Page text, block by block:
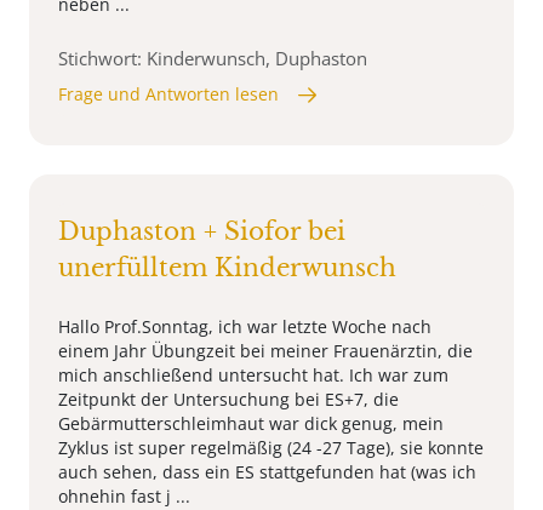
Stichwort: Kinderwunsch, Duphaston
Frage und Antworten lesen
Duphaston + Siofor bei
unerfülltem Kinderwunsch
Hallo Prof.Sonntag, ich war letzte Woche nach
einem Jahr Übungzeit bei meiner Frauenärztin, die
mich anschließend untersucht hat. Ich war zum
Zeitpunkt der Untersuchung bei ES+7, die
Gebärmutterschleimhaut war dick genug, mein
Zyklus ist super regelmäßig (24 -27 Tage), sie konnte
auch sehen, dass ein ES stattgefunden hat (was ich
ohnehin fast j ...